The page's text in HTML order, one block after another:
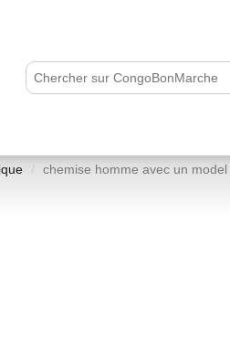
chemise homme avec un